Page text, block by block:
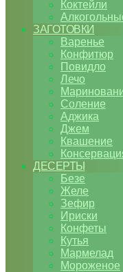
Коктейли
ЗАГОТОВКИ
Варенье
Конфитюр
Повидло
Лечо
Соление
Аджика
Джем
Квашение
ДЕСЕРТЫ
Безе
Желе
Зефир
Ириски
Конфеты
Кутья
Мармелад
Мороженое